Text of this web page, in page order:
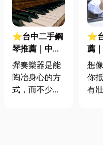
⭐台中二手鋼
琴推薦｜中古
鋼琴選購全攻
略！教你如何
挑選一台好琴
彈奏樂器是能
陶冶身心的方
式，而不少人
⭐
薦
海
撇
家
想
你
有